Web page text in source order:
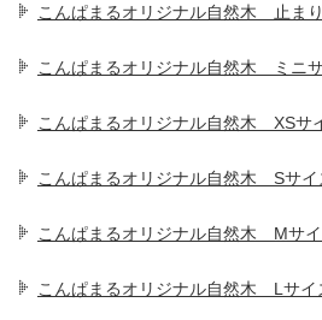
こんぱまるオリジナル自然木 止ま
こんぱまるオリジナル自然木 ミニ
こんぱまるオリジナル自然木 XSサ
こんぱまるオリジナル自然木 Sサイ
こんぱまるオリジナル自然木 Mサ
こんぱまるオリジナル自然木 Lサイ